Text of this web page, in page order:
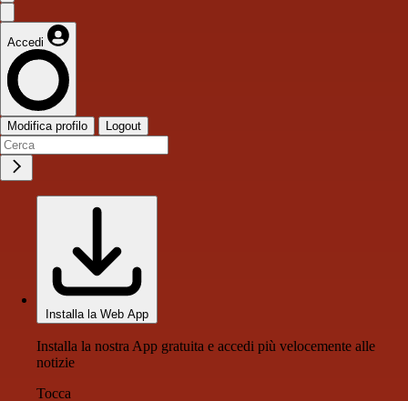
Accedi
Modifica profilo Logout
Installa la Web App
Installa la nostra App gratuita e accedi più velocemente alle
notizie
Tocca